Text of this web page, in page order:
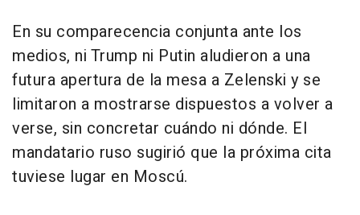
En su comparecencia conjunta ante los
medios, ni Trump ni Putin aludieron a una
futura apertura de la mesa a Zelenski y se
limitaron a mostrarse dispuestos a volver a
verse, sin concretar cuándo ni dónde. El
mandatario ruso sugirió que la próxima cita
tuviese lugar en Moscú.